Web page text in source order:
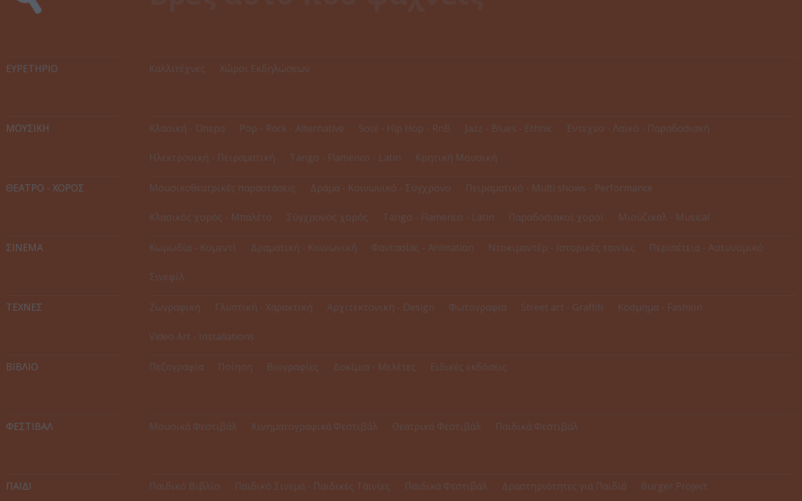
ΕΥΡΕΤΉΡΙΟ Καλλιτέχνες Χώροι Εκδηλώσεων
ΜΟΥΣΙΚΗ Κλασική - Όπερα Pop - Rock - Alternative Soul - Hip Hop - RnB Jazz - Blues - Ethnic Έντεχνο - Λαϊκό - Παραδοσιακή
Ηλεκτρονική - Πειραματική Tango - Flamenco - Latin Κρητική Μουσική
ΘΕΑΤΡΟ - ΧΟΡΟΣ Μουσικοθεατρικές παραστάσεις Δράμα - Κοινωνικό - Σύγχρονο Πειραματικό - Multi shows - Performance
Κλασικός χορός - Μπαλέτο Σύγχρονος χορός Tango - Flamenco - Latin Παραδοσιακοί χοροί Μιούζικαλ - Musical
ΣΙΝΕΜΑ Κωμωδία - Κομεντί Δραματική - Κοινωνική Φαντασίας - Animation Ντοκιμαντέρ - Ιστορικές ταινίες Περιπέτεια - Αστυνομικό
Σινεφίλ
ΤΕΧΝΕΣ Ζωγραφική Γλυπτική - Χαρακτική Αρχιτεκτονική - Design Φωτογραφία Street art - Graffiti Κόσμημα - Fashion
Video Art - Installations
ΒΙΒΛΙΟ Πεζογραφία Ποίηση Βιογραφίες Δοκίμια - Μελέτες Ειδικές εκδόσεις
ΦΕΣΤΙΒΑΛ Μουσικά Φεστιβάλ Κινηματογραφικά Φεστιβάλ Θεατρικά Φεστιβάλ Παιδικά Φεστιβάλ
ΠΑΙΔΙ Παιδικό Βιβλίο Παιδικό Σινεμά - Παιδικές Ταινίες Παιδικά Φεστιβάλ Δραστηριότητες για Παιδιά Burger Project